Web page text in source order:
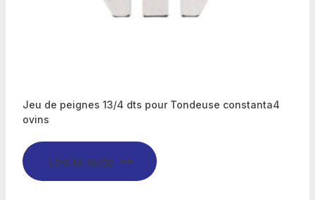
Jeu de peignes 13/4 dts pour Tondeuse constanta4
ovins
Lire la suite